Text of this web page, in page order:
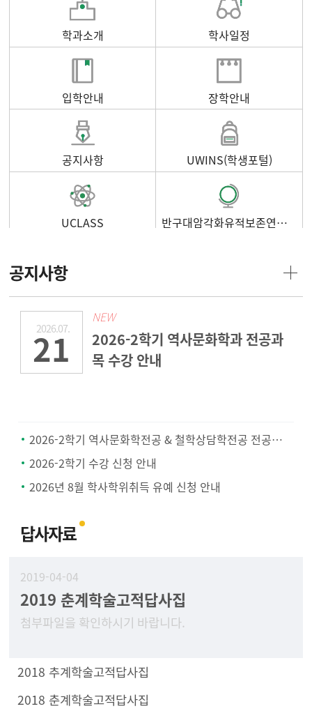
학과소개 학사일정
입학안내 장학안내
공지사항 UWINS(학생포털)
UCLASS 반구대암각화유적보존연구소
공지사항
2026.07.
21
NEW
2026-2학기 역사문화학과 전공과
목 수강 안내
2026-2학기 역사문화학전공 & 철학상담학전공 전공공통과목 지정 안내
2026-2학기 수강 신청 안내
2026년 8월 학사학위취득 유예 신청 안내
답사자료
2019-04-04
2019 춘계학술고적답사집
첨부파일을 확인하시기 바랍니다.
2018 추계학술고적답사집
2018 춘계학술고적답사집